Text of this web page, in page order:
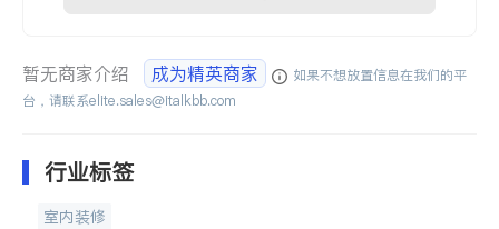
暂无商家介绍 成为精英商家
如果不想放置信息在我们的平
台，请联系elite.sales@italkbb.com
行业标签
室内装修